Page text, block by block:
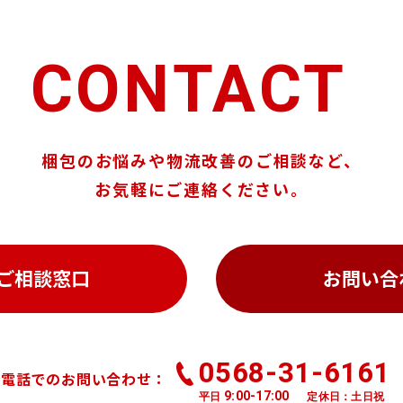
CONTACT
梱包のお悩みや物流改善のご相談など、
お気軽にご連絡ください。
相談窓口 お問い
話でのお問い合わせ： 0568-31-6161
平日 9:00-17:00 定休日：土日祝